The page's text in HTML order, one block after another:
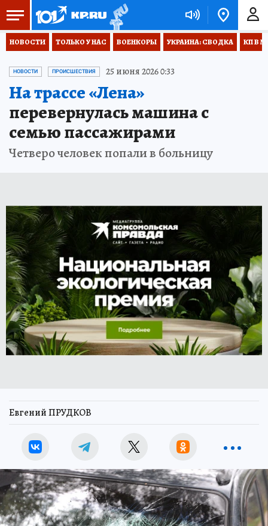
НОВОСТИ ТОЛЬКО У НАС ВОЕНКОРЫ УКРАИНА: СВОДКА КП В
НОВОСТИ ПРОИСШЕСТВИЯ 25 июня 2026 0:33
На трассе «Лена»
перевернулась машина с
семью пассажирами
Четверо человек попали в больницу
Евгений ПРУДКОВ